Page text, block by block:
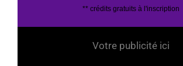
** crédits gratuits à l'inscription
Votre publicité ici